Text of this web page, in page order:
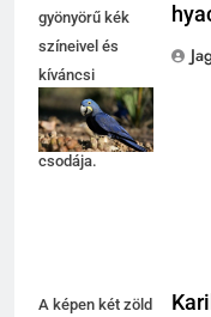
gyönyörű kék
színeivel és
kíváncsi
tekintetével a
természet
csodája.
A képen két zöld